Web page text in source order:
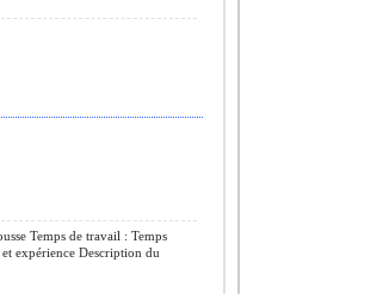
Temps de travail : Temps
expérience Description du